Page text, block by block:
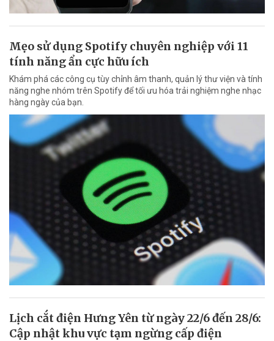
Mẹo sử dụng Spotify chuyên nghiệp với 11
tính năng ẩn cực hữu ích
Khám phá các công cụ tùy chỉnh âm thanh, quản lý thư viện và tính
năng nghe nhóm trên Spotify để tối ưu hóa trải nghiệm nghe nhạc
hàng ngày của bạn.
Lịch cắt điện Hưng Yên từ ngày 22/6 đến 28/6:
Cập nhật khu vực tạm ngừng cấp điện